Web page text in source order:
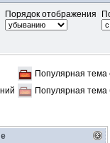
Порядок отображения
Популярная
Популярная